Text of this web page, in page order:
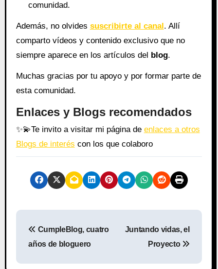
comunidad.
Además, no olvides suscribirte al canal. Allí
comparto vídeos y contenido exclusivo que no
siempre aparece en los artículos del blog.
Muchas gracias por tu apoyo y por formar parte de
esta comunidad.
Enlaces y Blogs recomendados
✨💫Te invito a visitar mi página de enlaces a otros
Blogs de interés con los que colaboro
v
CumpleBlog, cuatro
años de bloguero
Juntando vidas, el
Proyecto